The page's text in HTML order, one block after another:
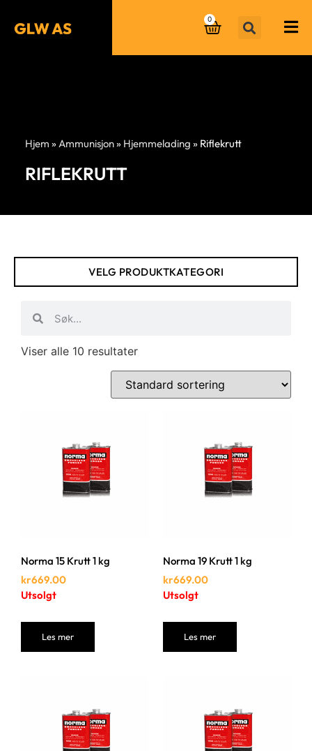
0
Hjem »Ammunisjon» Hjemmelading » Riflekrutt
RIFLEKRUTT
VELG PRODUKTKATEGORI
Viser alle 10 resultater
Norma 15 Krutt 1 kg
kr669.00
Utsolgt
Les mer
Norma 19 Krutt 1 kg
kr669.00
Utsolgt
Les mer